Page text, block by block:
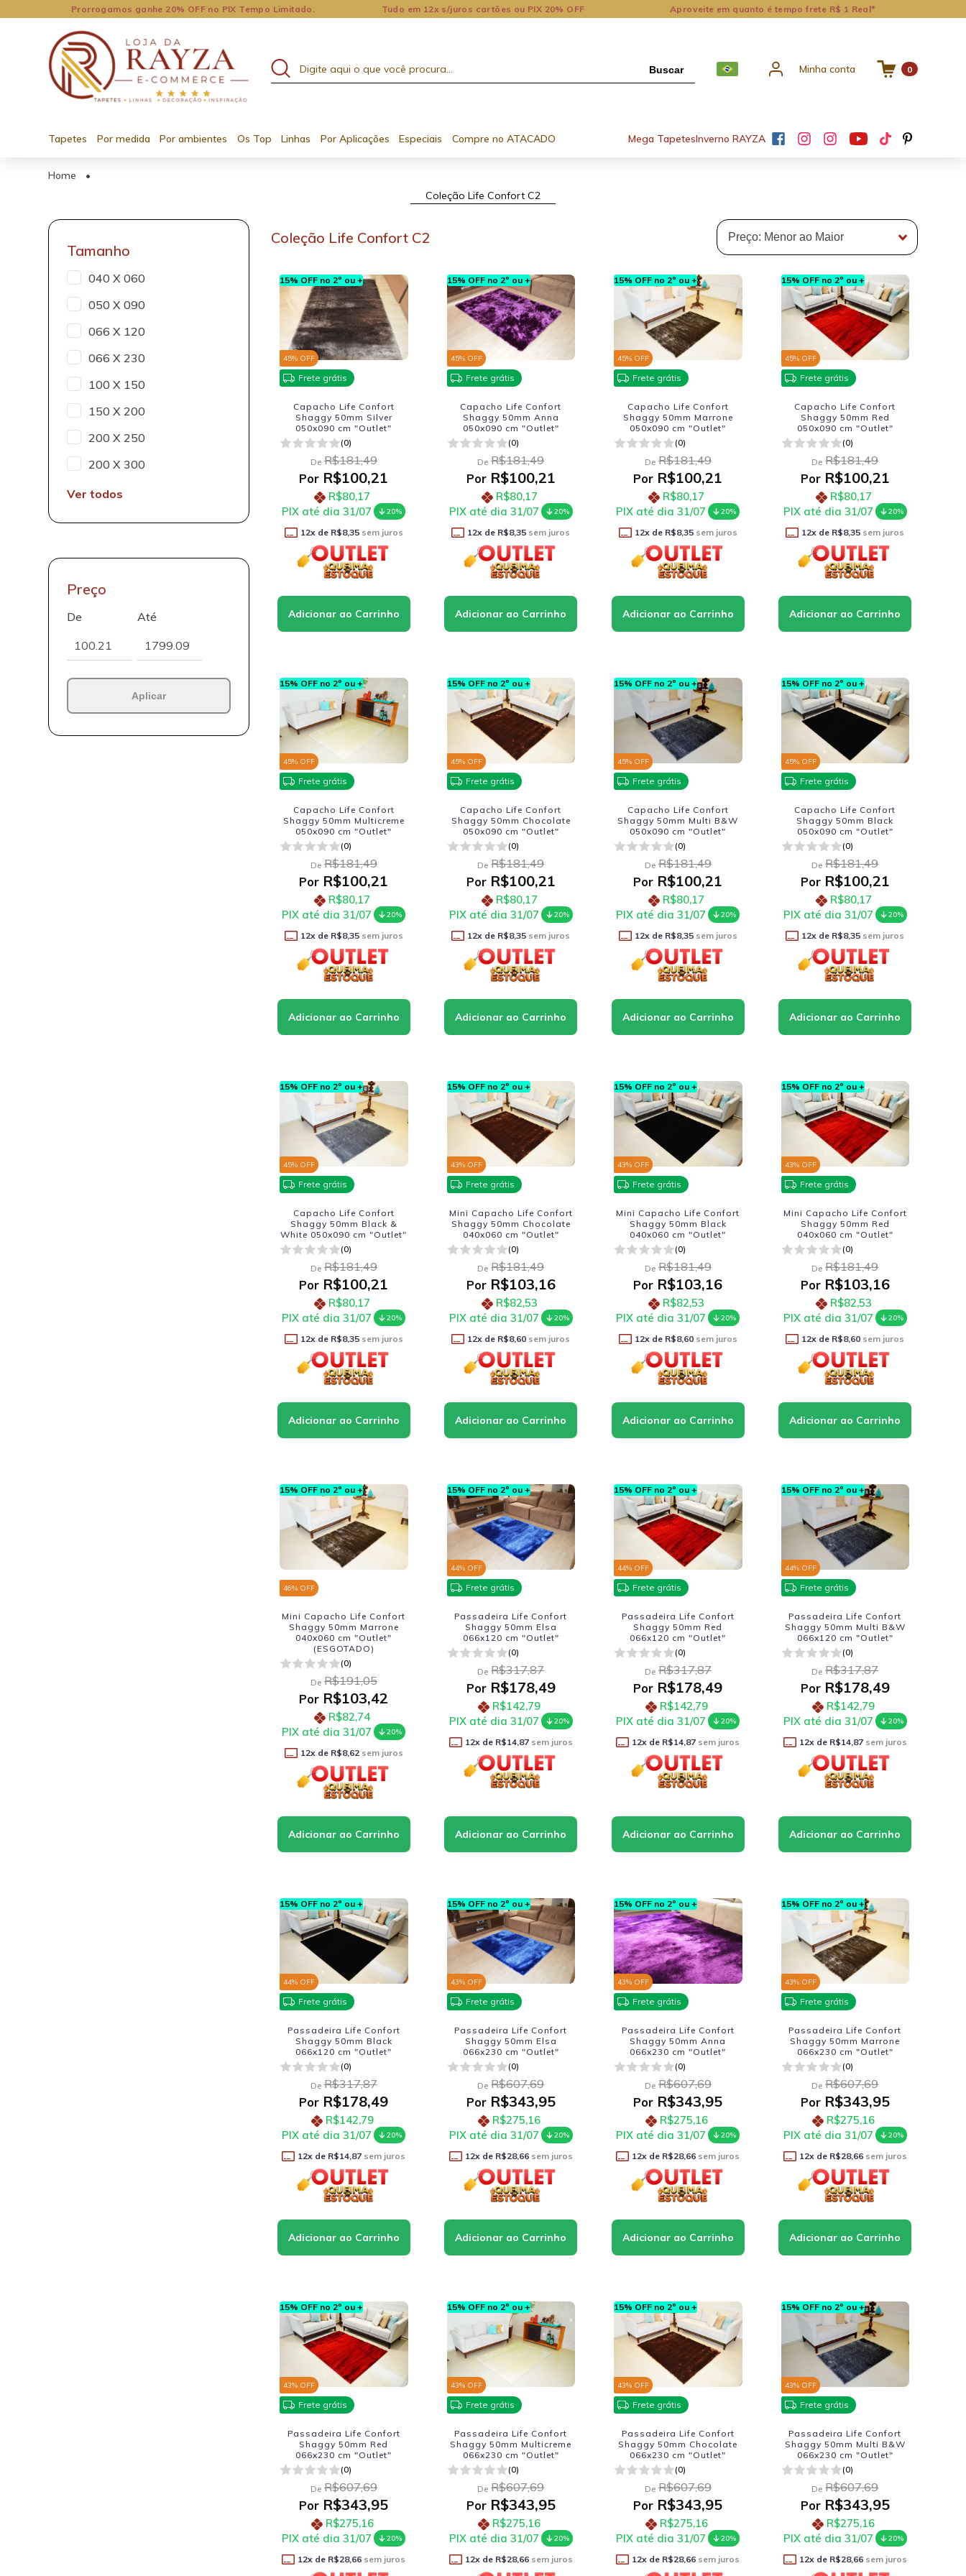
Prorrogamos ganhe 20% OFF no PIX Tempo Limitado. Tudo em 12x s/juros cartões ou PIX 20% OFF Aproveite em quanto é tempo frete R$ 1 Real*
Buscar Minha conta 0
Tapetes Por medida Por ambientes Os Top Linhas Por Aplicações Especiais Compre no ATACADO Mega TapetesInverno RAYZA
Home
•
Coleção Life Confort C2
Tamanho
040 X 060
050 X 090
066 X 120
066 X 230
100 X 150
150 X 200
200 X 250
200 X 300
Ver todos
Preço
De Até
Aplicar
Coleção Life Confort C2
15% OFF no 2º ou +
45% OFF
Frete grátis
Capacho Life Confort
Shaggy 50mm Silver
050x090 cm "Outlet"
(0)
De R$181,49
Por R$100,21
R$80,17
PIX até dia 31/07
20%
12x de R$8,35sem juros
15% OFF no 2º ou +
45% OFF
Frete grátis
Capacho Life Confort
Shaggy 50mm Anna
050x090 cm "Outlet"
(0)
De R$181,49
PorR$100,21
R$80,17
PIX até dia 31/07
20%
12x de R$8,35 sem juros
15% OFF no 2º ou +
45% OFF
Frete grátis
Capacho Life Confort
Shaggy 50mm Marrone
050x090 cm "Outlet"
(0)
De R$181,49
Por R$100,21
R$80,17
PIX até dia 31/07
20%
12x de R$8,35sem juros
15% OFF no 2º ou +
45% OFF
Frete grátis
Capacho Life Confort
Shaggy 50mm Red
050x090 cm "Outlet"
(0)
De R$181,49
PorR$100,21
R$80,17
PIX até dia 31/07
20%
12x de R$8,35 sem juros
15% OFF no 2º ou +
45% OFF
Frete grátis
Capacho Life Confort
Shaggy 50mm Multicreme
050x090 cm "Outlet"
(0)
De R$181,49
Por R$100,21
R$80,17
PIX até dia 31/07
20%
12x de R$8,35sem juros
15% OFF no 2º ou +
45% OFF
Frete grátis
Capacho Life Confort
Shaggy 50mm Chocolate
050x090 cm "Outlet"
(0)
De R$181,49
PorR$100,21
R$80,17
PIX até dia 31/07
20%
12x de R$8,35 sem juros
15% OFF no 2º ou +
45% OFF
Frete grátis
Capacho Life Confort
Shaggy 50mm Multi B&W
050x090 cm "Outlet"
(0)
De R$181,49
Por R$100,21
R$80,17
PIX até dia 31/07
20%
12x de R$8,35sem juros
15% OFF no 2º ou +
45% OFF
Frete grátis
Capacho Life Confort
Shaggy 50mm Black
050x090 cm "Outlet"
(0)
De R$181,49
PorR$100,21
R$80,17
PIX até dia 31/07
20%
12x de R$8,35 sem juros
15% OFF no 2º ou +
45% OFF
Frete grátis
Capacho Life Confort
Shaggy 50mm Black &
White 050x090 cm "Outlet"
(0)
De R$181,49
Por R$100,21
R$80,17
PIX até dia 31/07
20%
12x de R$8,35sem juros
15% OFF no 2º ou +
43% OFF
Frete grátis
Mini Capacho Life Confort
Shaggy 50mm Chocolate
040x060 cm "Outlet"
(0)
De R$181,49
PorR$103,16
R$82,53
PIX até dia 31/07
20%
12x de R$8,60 sem juros
15% OFF no 2º ou +
43% OFF
Frete grátis
Mini Capacho Life Confort
Shaggy 50mm Black
040x060 cm "Outlet"
(0)
De R$181,49
Por R$103,16
R$82,53
PIX até dia 31/07
20%
12x de R$8,60sem juros
15% OFF no 2º ou +
43% OFF
Frete grátis
Mini Capacho Life Confort
Shaggy 50mm Red
040x060 cm "Outlet"
(0)
De R$181,49
PorR$103,16
R$82,53
PIX até dia 31/07
20%
12x de R$8,60 sem juros
15% OFF no 2º ou +
46% OFF
Mini Capacho Life Confort
Shaggy 50mm Marrone
040x060 cm "Outlet"
(ESGOTADO)
(0)
De R$191,05
Por R$103,42
R$82,74
PIX até dia 31/07
20%
12x de R$8,62sem juros
15% OFF no 2º ou +
44% OFF
Frete grátis
Passadeira Life Confort
Shaggy 50mm Elsa
066x120 cm "Outlet"
(0)
De R$317,87
PorR$178,49
R$142,79
PIX até dia 31/07
20%
12x de R$14,87sem juros
15% OFF no 2º ou +
44% OFF
Frete grátis
Passadeira Life Confort
Shaggy 50mm Red
066x120 cm "Outlet"
(0)
De R$317,87
Por R$178,49
R$142,79
PIX até dia 31/07
20%
12x de R$14,87 sem juros
15% OFF no 2º ou +
44% OFF
Frete grátis
Passadeira Life Confort
Shaggy 50mm Multi B&W
066x120 cm "Outlet"
(0)
De R$317,87
PorR$178,49
R$142,79
PIX até dia 31/07
20%
12x de R$14,87sem juros
15% OFF no 2º ou +
44% OFF
Frete grátis
Passadeira Life Confort
Shaggy 50mm Black
066x120 cm "Outlet"
(0)
De R$317,87
Por R$178,49
R$142,79
PIX até dia 31/07
20%
12x de R$14,87 sem juros
15% OFF no 2º ou +
43% OFF
Frete grátis
Passadeira Life Confort
Shaggy 50mm Elsa
066x230 cm "Outlet"
(0)
De R$607,69
PorR$343,95
R$275,16
PIX até dia 31/07
20%
12x de R$28,66sem juros
15% OFF no 2º ou +
43% OFF
Frete grátis
Passadeira Life Confort
Shaggy 50mm Anna
066x230 cm "Outlet"
(0)
De R$607,69
Por R$343,95
R$275,16
PIX até dia 31/07
20%
12x de R$28,66 sem juros
15% OFF no 2º ou +
43% OFF
Frete grátis
Passadeira Life Confort
Shaggy 50mm Marrone
066x230 cm "Outlet"
(0)
De R$607,69
PorR$343,95
R$275,16
PIX até dia 31/07
20%
12x de R$28,66sem juros
15% OFF no 2º ou +
43% OFF
Frete grátis
Passadeira Life Confort
Shaggy 50mm Red
066x230 cm "Outlet"
(0)
De R$607,69
Por R$343,95
R$275,16
PIX até dia 31/07
20%
12x de R$28,66 sem juros
15% OFF no 2º ou +
43% OFF
Frete grátis
Passadeira Life Confort
Shaggy 50mm Multicreme
066x230 cm "Outlet"
(0)
De R$607,69
PorR$343,95
R$275,16
PIX até dia 31/07
20%
12x de R$28,66sem juros
15% OFF no 2º ou +
43% OFF
Frete grátis
Passadeira Life Confort
Shaggy 50mm Chocolate
066x230 cm "Outlet"
(0)
De R$607,69
Por R$343,95
R$275,16
PIX até dia 31/07
20%
12x de R$28,66 sem juros
15% OFF no 2º ou +
43% OFF
Frete grátis
Passadeira Life Confort
Shaggy 50mm Multi B&W
066x230 cm "Outlet"
(0)
De R$607,69
PorR$343,95
R$275,16
PIX até dia 31/07
20%
12x de R$28,66sem juros